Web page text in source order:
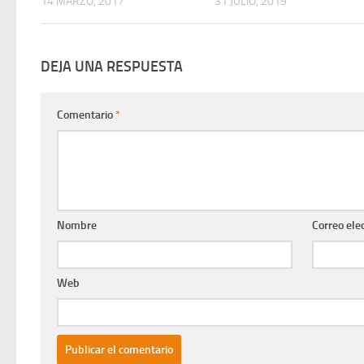
DEJA UNA RESPUESTA
Comentario*
Nombre Correo
Web